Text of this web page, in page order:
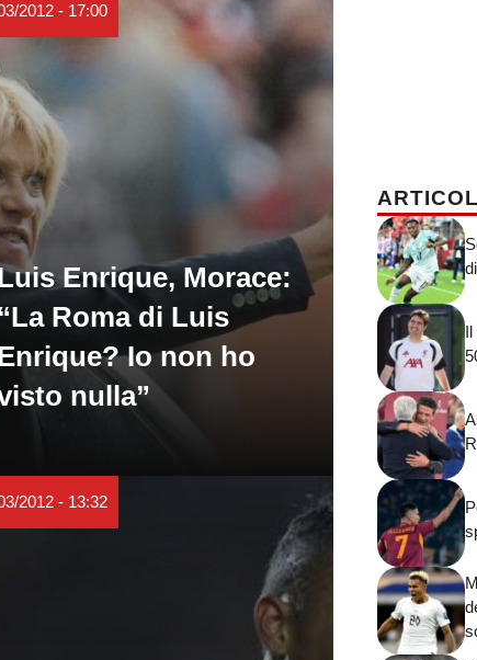
2012 - 17:00
Enrique, Morace:
Roma di Luis
Io non ho
nulla”
2012 - 13:32
Il